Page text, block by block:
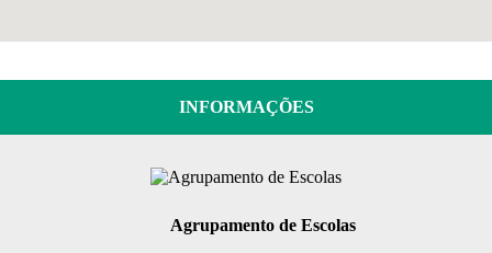
INFORMAÇÕES
Agrupamento de Escolas